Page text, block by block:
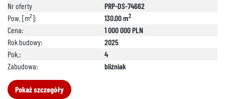
Nr oferty
PRP-DS-74662
Pow. [m2]: 130.00 m2
Cena:
1 000 000 PLN
Rok budowy:
2025
Pok.:
4
Zabudowa:
bliźniak
Pokaż szczegóły